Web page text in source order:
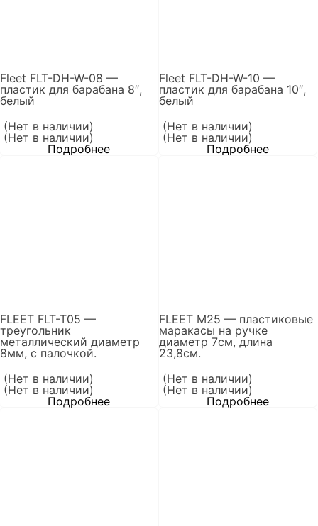
Fleet FLT-DH-W-08 —
пластик для барабана 8″,
белый
(Нет в наличии)
(Нет в наличии)
Подробнее
Fleet FLT-DH-W-10 —
пластик для барабана 10″,
белый
(Нет в наличии)
(Нет в наличии)
Подробнее
FLEET FLT-T05 —
треугольник
металлический диаметр
8мм, с палочкой.
(Нет в наличии)
(Нет в наличии)
Подробнее
FLEET M25 — пластиковые
маракасы на ручке
диаметр 7cм, длина
23,8см.
(Нет в наличии)
(Нет в наличии)
Подробнее